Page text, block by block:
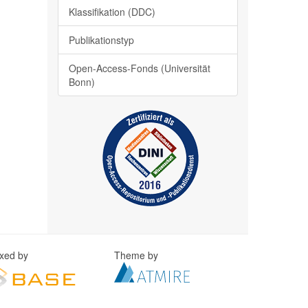
Klassifikation (DDC)
Publikationstyp
Open-Access-Fonds (Universität
Bonn)
by Theme by